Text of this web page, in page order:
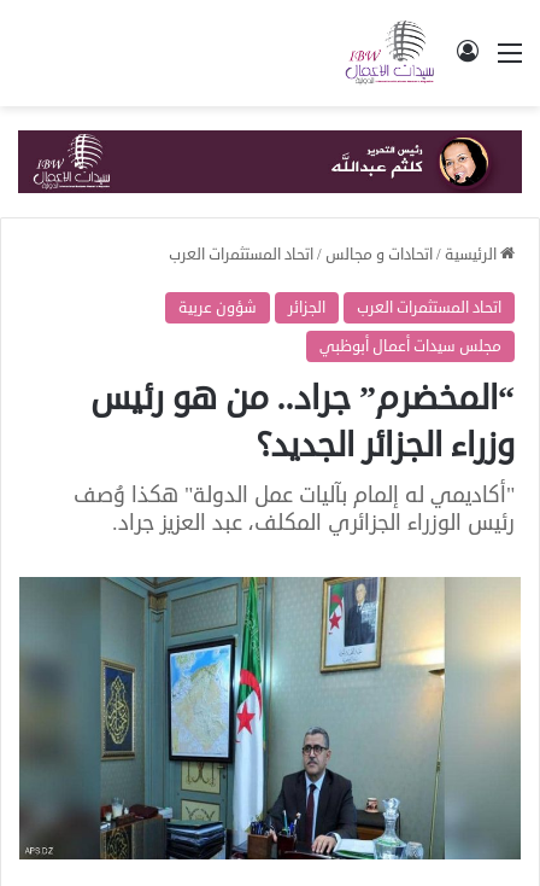
القائمة تسجيل الدخول
الرئيسية/اتحادات و مجالس /اتحاد المستثمرات العرب
اتحاد المستثمرات العرب الجزائر
شؤون عربية
مجلس سيدات أعمال أبوظبي
“المخضرم” جراد.. من هو رئيس
وزراء الجزائر الجديد؟
"أكاديمي له إلمام بآليات عمل الدولة" هكذا وُصف
رئيس الوزراء الجزائري المكلف، عبد العزيز جراد.